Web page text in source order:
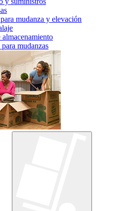
mudanza y elevación
almacenamiento
mudanzas